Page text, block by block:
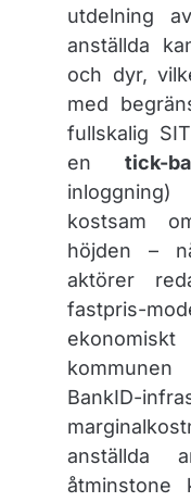
utdelning
anställda
och dyr,
med
fullskalig
en tick-
kostsam
höjden –
aktörer
fastpris-
BankID-
anställda
åtminstone